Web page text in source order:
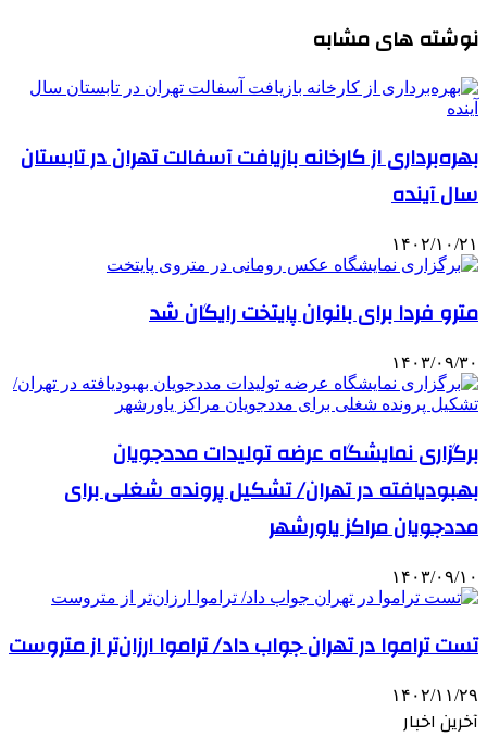
نوشته های مشابه
بهره‌برداری از کارخانه بازیافت آسفالت تهران در تابستان
سال آینده
۱۴۰۲/۱۰/۲۱
مترو فردا برای بانوان پایتخت رایگان شد
۱۴۰۳/۰۹/۳۰
برگزاری نمایشگاه عرضه تولیدات مددجویان
بهبودیافته در تهران/ تشکیل پرونده شغلی برای
مددجویان مراکز یاورشهر
۱۴۰۳/۰۹/۱۰
تست تراموا در تهران جواب داد/ تراموا ارزان‌تر از متروست
۱۴۰۲/۱۱/۲۹
آخرین اخبار